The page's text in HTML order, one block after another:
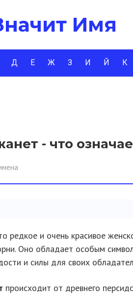
Имя
Д Е Ж З И Й К
- что
редкое и очень красивое
Оно обладает особым
и силы для своих
происходит от древнего